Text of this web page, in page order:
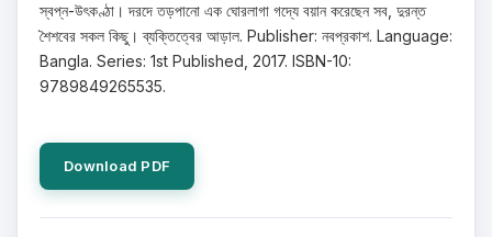
স্বপ্ন-উৎকণ্ঠা। দরদে তড়পানো এক ঘোরলাগা গদ্যে বয়ান করেছেন সব, দুরন্ত
শৈশবের সকল কিছু। ব্যক্তিত্বের আড়াল. Publisher: নবপ্রকাশ. Language:
Bangla. Series: 1st Published, 2017. ISBN-10:
9789849265535.
Download PDF